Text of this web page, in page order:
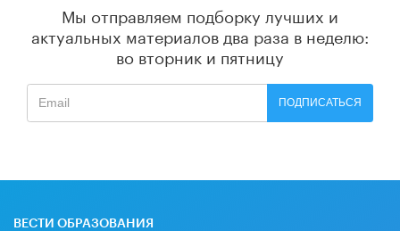
Мы отправляем подборку лучших и
актуальных материалов два раза в неделю:
во вторник и пятницу
ПОДПИСАТЬСЯ
ВЕСТИ ОБРАЗОВАНИЯ